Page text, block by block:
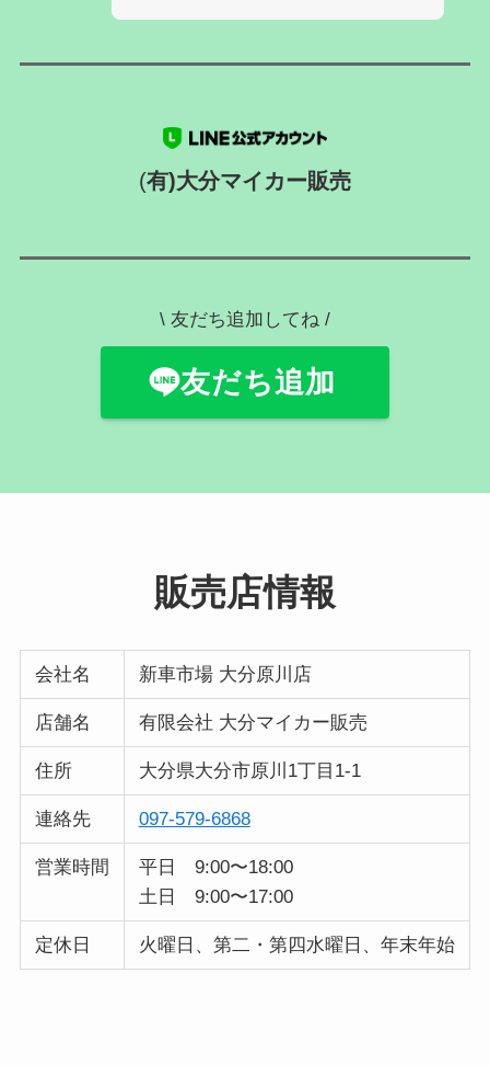
(有)大分マイカー販売
\ 友だち追加してね /
友だち追加
販売店情報
会社名 新車市場 大分原川店
店舗名 有限会社 大分マイカー販売
住所 大分県大分市原川1丁目1-1
連絡先 097-579-6868
営業時間
平日 9:00〜18:00
土日 9:00〜17:00
定休日 火曜日、第二・第四水曜日、年末年始